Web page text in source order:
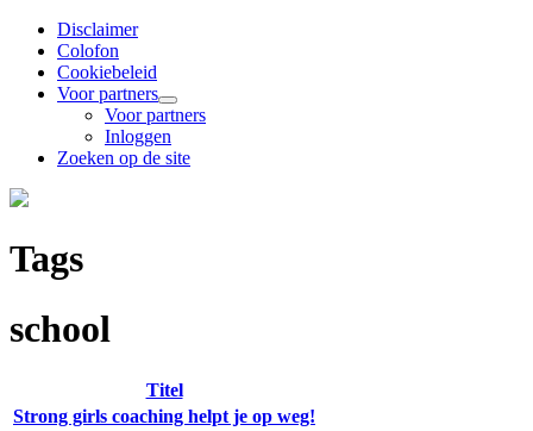
Disclaimer
Colofon
Cookiebeleid
Voor partners
Voor partners
Inloggen
Zoeken op de site
Tags
school
Titel
Strong girls coaching helpt je op weg!